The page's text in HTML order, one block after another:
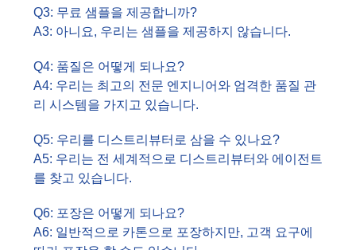
Q3: 무료 샘플을 제공합니까?
A3: 아니요, 우리는 샘플을 제공하지 않습니다.
Q4: 품질은 어떻게 되나요?
A4: 우리는 최고의 전문 엔지니어와 엄격한 품질 관
리 시스템을 가지고 있습니다.
Q5: 우리를 디스트리뷰터로 삼을 수 있나요?
A5: 우리는 전 세계적으로 디스트리뷰터와 에이전트
를 찾고 있습니다.
Q6: 포장은 어떻게 되나요?
A6: 일반적으로 카톤으로 포장하지만, 고객 요구에